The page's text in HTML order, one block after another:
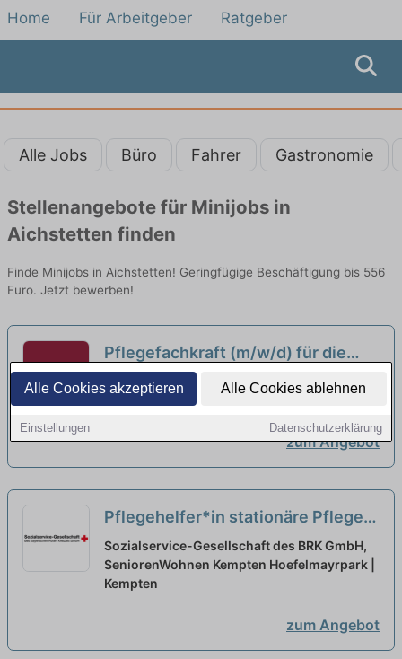
Alle Cookies akzeptieren Alle Cookies ablehnen
Einstellungen Datenschutzerklärung
Home Für Arbeitgeber Ratgeber
Alle Jobs Büro Fahrer Gastronomie
Stellenangebote für Minijobs in
Aichstetten finden
Finde Minijobs in Aichstetten! Geringfügige Beschäftigung bis 556
Euro. Jetzt bewerben!
Pflegefachkraft (m/w/d) für die
Wochenenddienste - Hier erwartet
Dich ein tolles Team!
Stiftung Liebenau Domizil für Menschen mit
Demenz | Wolfegg
zum Angebot
Pflegehelfer*in stationäre Pflege
(m/w/d) - auf Minijob-Basis - neu
Sozialservice-Gesellschaft des BRK GmbH,
SeniorenWohnen Kempten Hoefelmayrpark |
Kempten
zum Angebot